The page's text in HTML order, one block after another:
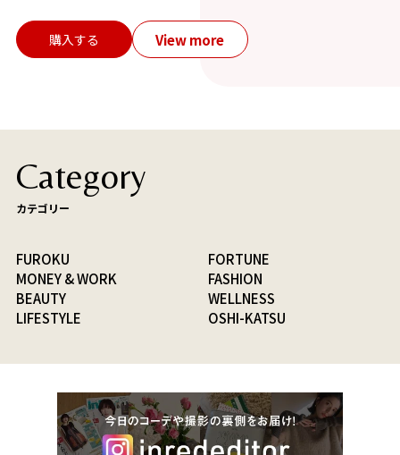
購入する View more
Category
カテゴリー
FUROKU
FORTUNE
MONEY & WORK
FASHION
BEAUTY
WELLNESS
LIFESTYLE
OSHI-KATSU